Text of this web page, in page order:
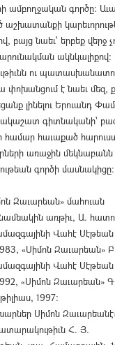
ամբողջական գործը։
աշխատանքի
բայց նաեւ՝ երբեք վերջ
ու
փոխանցում է նաեւ մեզ,
լինելու Երուանդ
գիտնականի՝
համար հաւաքած
առաջին մեկնաբանն
գործի մասնակիցը։
Զաւարեան» մահուան
առթիւ, Ա.
Վահէ Սէթեան
«Սիմոն Զաւարեան»
Վահէ Սէթեան
«Սիմոն Զաւարեան»
1997։
Սիմոն
Հ. Յ.